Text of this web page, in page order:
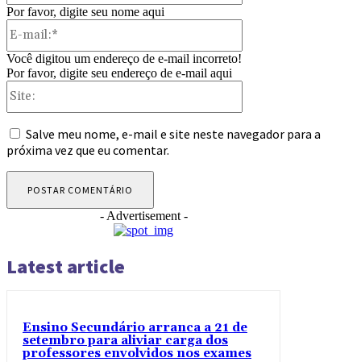
Por favor, digite seu nome aqui
Você digitou um endereço de e-mail incorreto!
Por favor, digite seu endereço de e-mail aqui
Salve meu nome, e-mail e site neste navegador para a
próxima vez que eu comentar.
- Advertisement -
Latest article
Ensino Secundário arranca a 21 de
setembro para aliviar carga dos
professores envolvidos nos exames